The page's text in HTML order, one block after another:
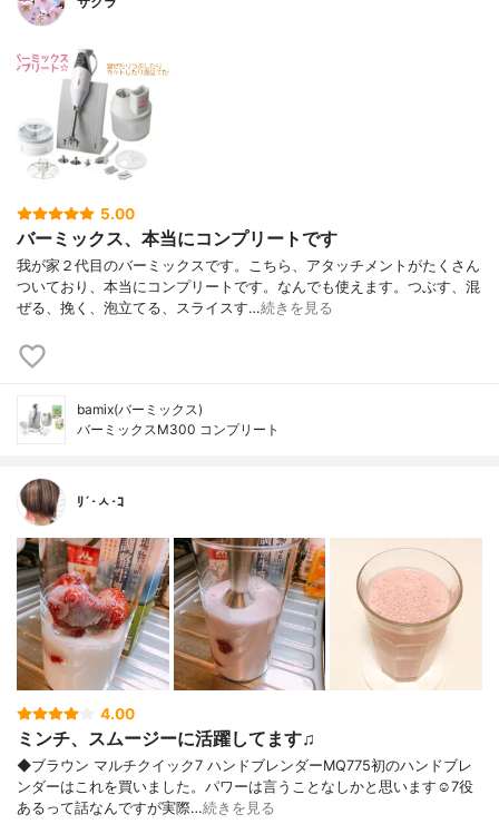
5.00
バーミックス、本当にコンプリートです
我が家２代目のバーミックスです。こちら、アタッチメントがたくさん
ついており、本当にコンプリートです。なんでも使えます。つぶす、混
ぜる、挽く、泡立てる、スライスす…続きを見る
bamix(バーミックス)
バーミックスM300 コンプリート
ﾘ´･ㅅ･ｺ
4.00
ミンチ、スムージーに活躍してます♫
◆ブラウン マルチクイック7 ハンドブレンダーMQ775初のハンドブレ
ンダーはこれを買いました。パワーは言うことなしかと思います☺️7役
あるって話なんですが実際…続きを見る